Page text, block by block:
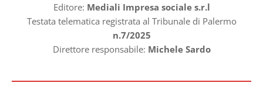
Editore: Mediali Impresa sociale s.r.l
Testata telematica registrata al Tribunale di Palermo
n.7/2025
Direttore responsabile: Michele Sardo